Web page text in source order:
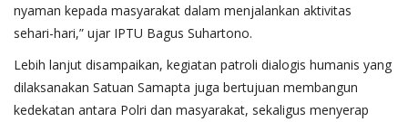
nyaman kepada masyarakat dalam menjalankan aktivitas
sehari-hari,” ujar IPTU Bagus Suhartono.
Lebih lanjut disampaikan, kegiatan patroli dialogis humanis yang
dilaksanakan Satuan Samapta juga bertujuan membangun
kedekatan antara Polri dan masyarakat, sekaligus menyerap